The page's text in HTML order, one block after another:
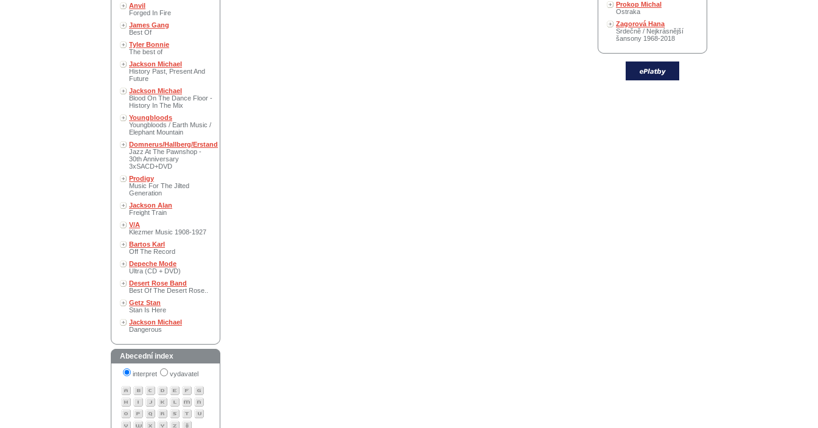
Anvil
Forged In Fire
James Gang
Best Of
Tyler Bonnie
The best of
Jackson Michael
History Past, Present And
Future
Jackson Michael
Blood On The Dance Floor -
History In The Mix
Youngbloods
Youngbloods / Earth Music /
Elephant Mountain
Domnerus/Hallberg/Erstand
Jazz At The Pawnshop -
30th Anniversary
3xSACD+DVD
Prodigy
Music For The Jilted
Generation
Jackson Alan
Freight Train
V/A
Klezmer Music 1908-1927
Bartos Karl
Off The Record
Depeche Mode
Ultra (CD + DVD)
Desert Rose Band
Best Of The Desert Rose..
Getz Stan
Stan Is Here
Jackson Michael
Dangerous
Abecední index
interpret vydavatel
Prokop Michal
Ostraka
Zagorová Hana
Srdečně / Nejkrásnější
šansony 1968-2018